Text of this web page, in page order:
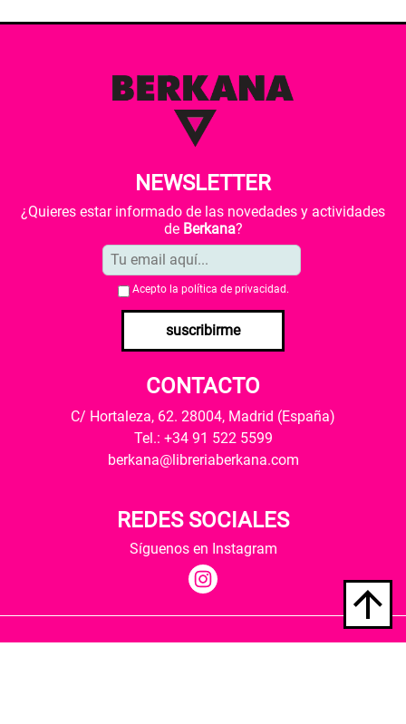
NEWSLETTER
¿Quieres estar informado de las novedades y actividades
de Berkana?
Acepto la política de privacidad .
suscribirme
CONTACTO
C/ Hortaleza, 62. 28004, Madrid (España)
Tel.: +34 91 522 5599
berkana@libreriaberkana.com
REDES SOCIALES
Síguenos en Instagram